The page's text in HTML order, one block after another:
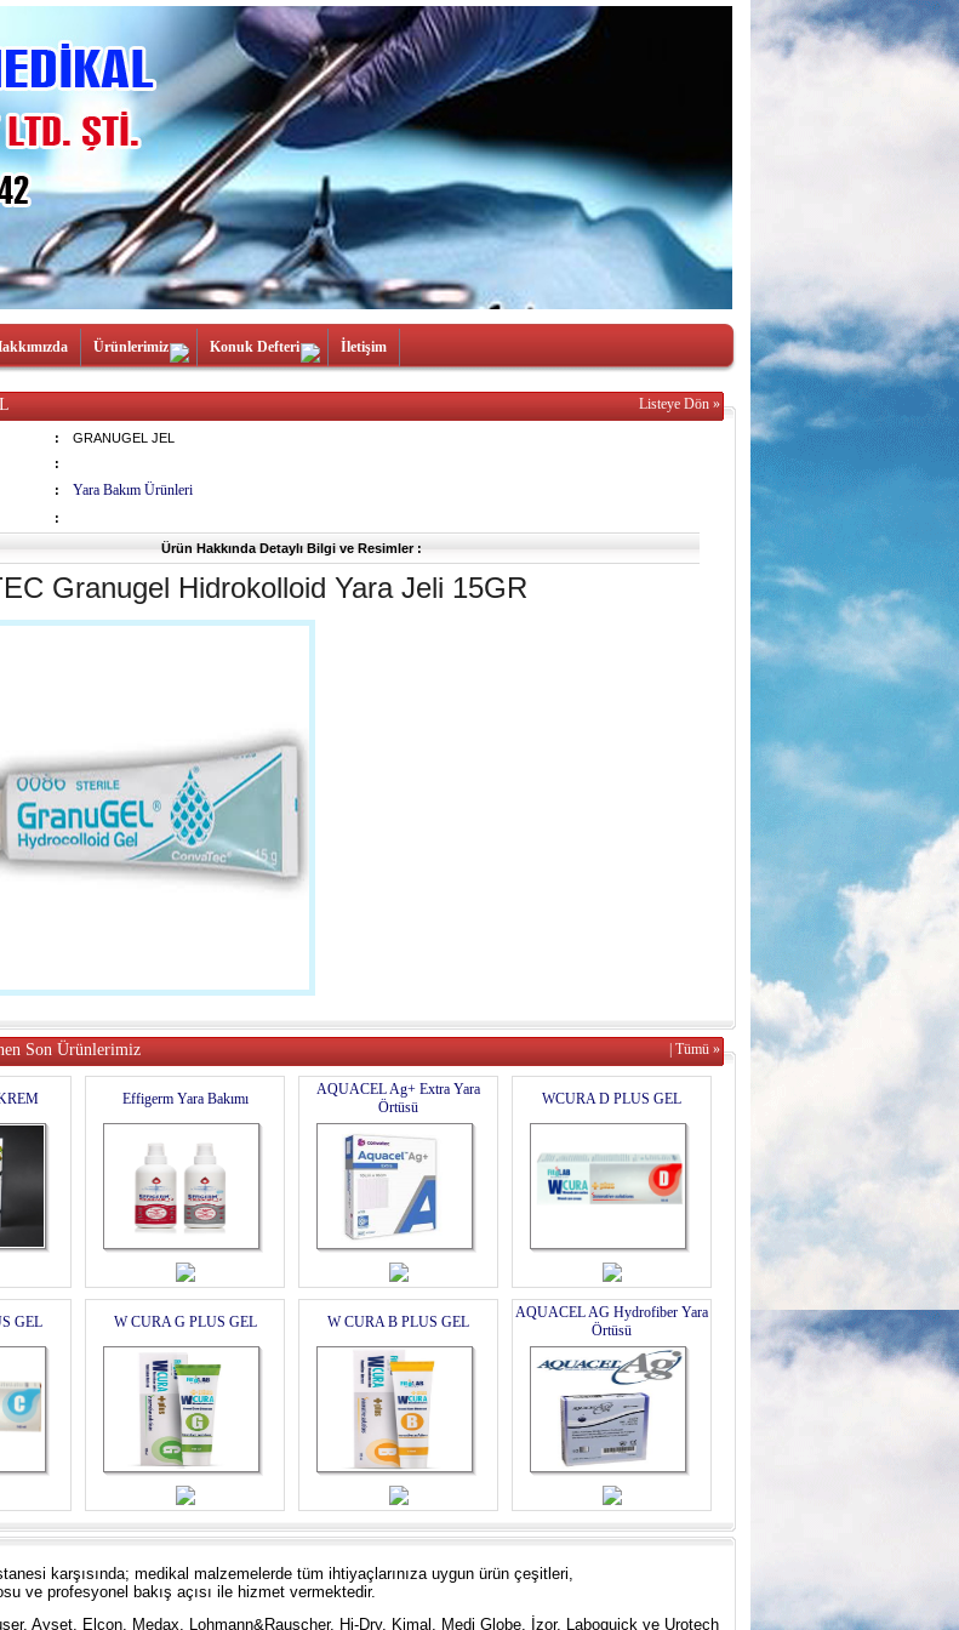
Ürünlerimiz Konuk Defteri İletişim
Listeye Dön »
:
GRANUGEL JEL
:
: Yara Bakım Ürünleri
:
Ürün Hakkında Detaylı Bilgi ve Resimler :
Granugel Hidrokolloid Yara Jeli 15GR
Son Ürünlerimiz | Tümü »
Effigerm Yara Bakımı
AQUACEL Ag+ Extra Yara
Örtüsü
WCURA D PLUS GEL
GEL W CURA G PLUS GEL W CURA B PLUS GEL
AQUACEL AG Hydrofiber Yara
Örtüsü
karşısında; medikal malzemelerde tüm ihtiyaçlarınıza uygun ürün çeşitleri,
ve profesyonel bakış açısı ile hizmet vermektedir.
Ayset, Elcon, Medax, Lohmann&Rauscher, Hi-Dry, Kimal, Medi Globe, İzor, Laboquick ve Urotech